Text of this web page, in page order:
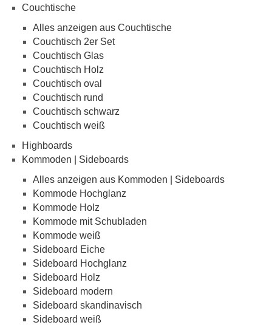
Couchtische
Alles anzeigen aus Couchtische
Couchtisch 2er Set
Couchtisch Glas
Couchtisch Holz
Couchtisch oval
Couchtisch rund
Couchtisch schwarz
Couchtisch weiß
Highboards
Kommoden | Sideboards
Alles anzeigen aus Kommoden | Sideboards
Kommode Hochglanz
Kommode Holz
Kommode mit Schubladen
Kommode weiß
Sideboard Eiche
Sideboard Hochglanz
Sideboard Holz
Sideboard modern
Sideboard skandinavisch
Sideboard weiß